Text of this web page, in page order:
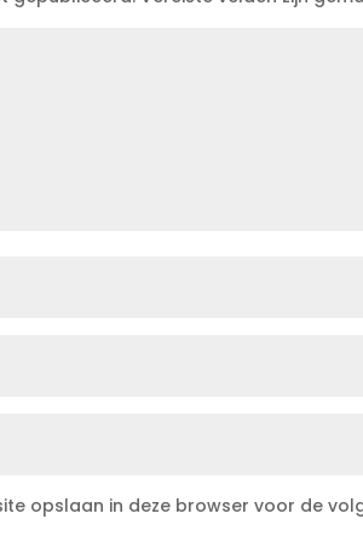
opslaan in deze browser voor de